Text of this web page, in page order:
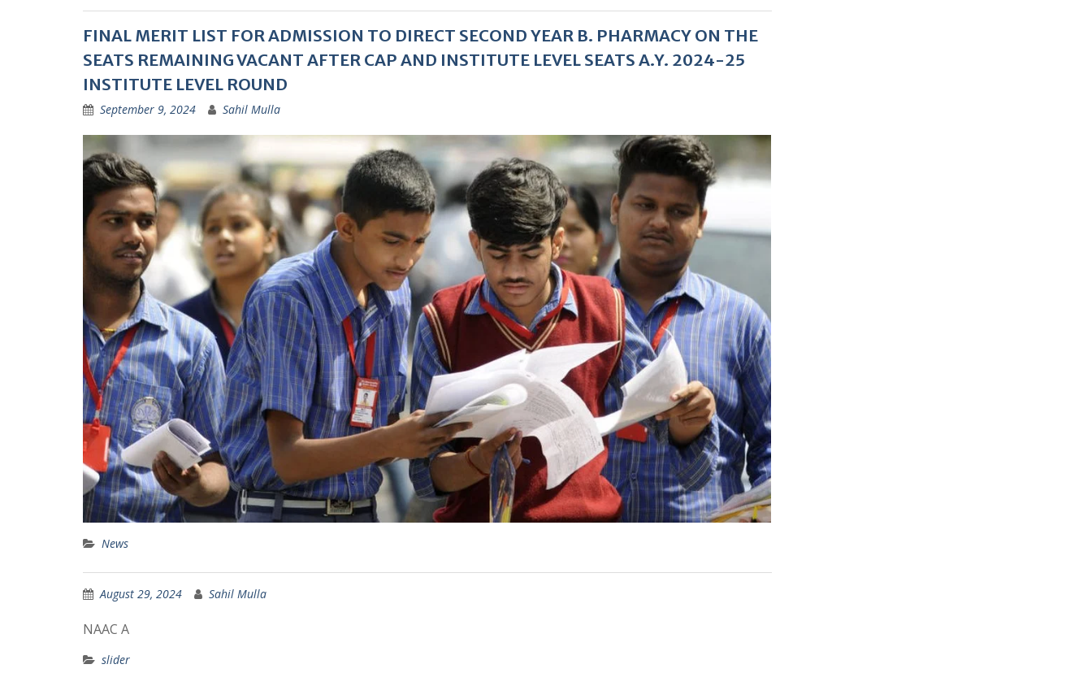
FINAL MERIT LIST FOR ADMISSION TO DIRECT SECOND YEAR B. PHARMACY ON THE
SEATS REMAINING VACANT AFTER CAP AND INSTITUTE LEVEL SEATS A.Y. 2024-25
INSTITUTE LEVEL ROUND
September 9, 2024 Sahil Mulla
News
August 29, 2024 Sahil Mulla
NAAC A
slider